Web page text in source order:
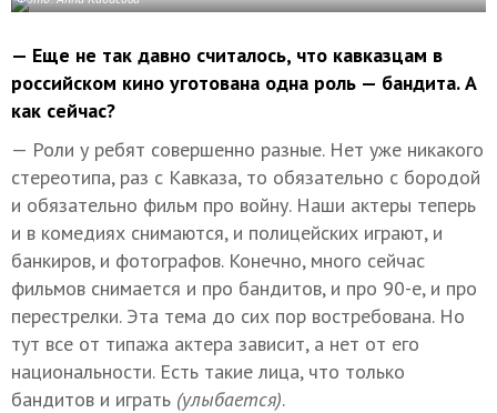
— Еще не так давно считалось, что кавказцам в
российском кино уготована одна роль — бандита. А
как сейчас?
— Роли у ребят совершенно разные. Нет уже никакого
стереотипа, раз с Кавказа, то обязательно с бородой
и обязательно фильм про войну. Наши актеры теперь
и в комедиях снимаются, и полицейских играют, и
банкиров, и фотографов. Конечно, много сейчас
фильмов снимается и про бандитов, и про 90-е, и про
перестрелки. Эта тема до сих пор востребована. Но
тут все от типажа актера зависит, а нет от его
национальности. Есть такие лица, что только
бандитов и играть (улыбается).